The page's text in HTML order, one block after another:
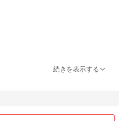
続きを表示する